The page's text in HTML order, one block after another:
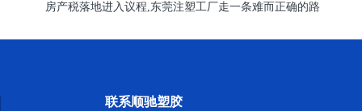
房产税落地进入议程,东莞注塑工厂走一条难而正确的路
联系顺驰塑胶